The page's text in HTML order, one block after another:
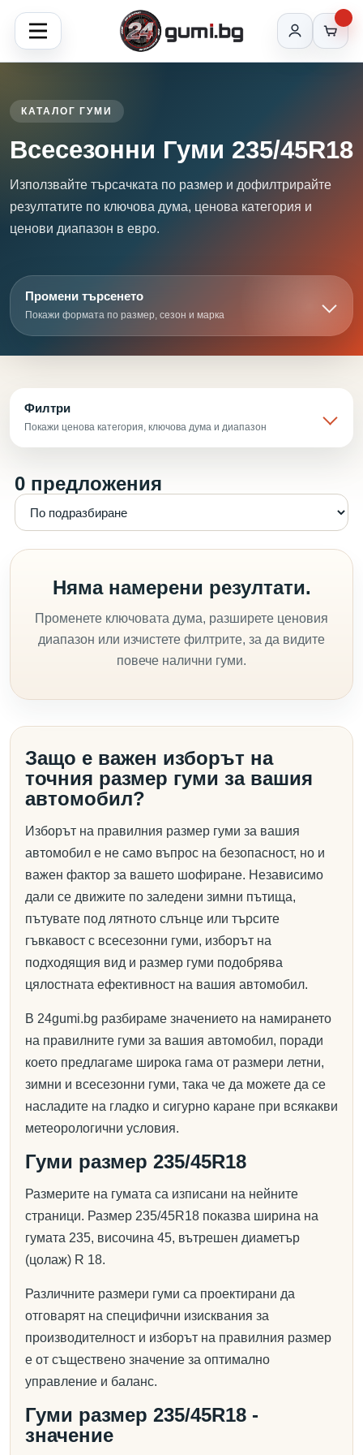
КАТАЛОГ ГУМИ
Всесезонни Гуми 235/45R18
Използвайте търсачката по размер и дофилтрирайте
резултатите по ключова дума, ценова категория и
ценови диапазон в евро.
Промени търсенето
Покажи формата по размер, сезон и марка
Филтри
Покажи ценова категория, ключова дума и диапазон
0 предложения
Няма намерени резултати.
Променете ключовата дума, разширете ценовия
диапазон или изчистете филтрите, за да видите
повече налични гуми.
Защо е важен изборът на
точния размер гуми за вашия
автомобил?
Изборът на правилния размер гуми за вашия
автомобил е не само въпрос на безопасност, но и
важен фактор за вашето шофиране. Независимо
дали се движите по заледени зимни пътища,
пътувате под лятното слънце или търсите
гъвкавост с всесезонни гуми, изборът на
подходящия вид и размер гуми подобрява
цялостната ефективност на вашия автомобил.
В 24gumi.bg разбираме значението на намирането
на правилните гуми за вашия автомобил, поради
което предлагаме широка гама от размери летни,
зимни и всесезонни гуми, така че да можете да се
насладите на гладко и сигурно каране при всякакви
метеорологични условия.
Гуми размер 235/45R18
Размерите на гумата са изписани на нейните
страници. Размер 235/45R18 показва ширина на
гумата 235, височина 45, вътрешен диаметър
(цолаж) R 18.
Различните размери гуми са проектирани да
отговарят на специфични изисквания за
производителност и изборът на правилния размер
е от съществено значение за оптимално
управление и баланс.
Гуми размер 235/45R18 -
значение